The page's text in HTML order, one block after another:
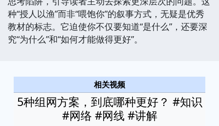
种“授人以渔”而非“喂饱你”的叙事方式，无疑是优秀
教材的标志。它迫使你不仅要知道“是什么”，还要深
究“为什么”和“如何才能做得更好”。
相关视频
5种组网方案，到底哪种更好？ #知识
#网络 #网线 #讲解